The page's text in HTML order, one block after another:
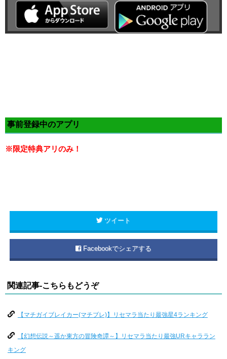
事前登録中のアプリ
※限定特典アリのみ！
ツイート
Facebookでシェアする
関連記事-こちらもどうぞ
【マチガイブレイカー(マチブレ)】リセマラ当たり最強星4ランキング
【幻想伝説～遥か東方の冒険奇譚～】リセマラ当たり最強URキャララン
キング